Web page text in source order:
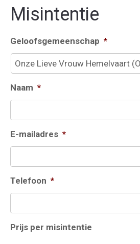
Misintentie
Geloofsgemeenschap *
Naam *
E-mailadres *
Telefoon *
Prijs per misintentie